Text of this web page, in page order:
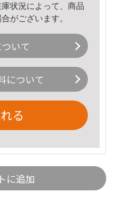
状況によって、商品
がございます。
いて
について
る
に追加